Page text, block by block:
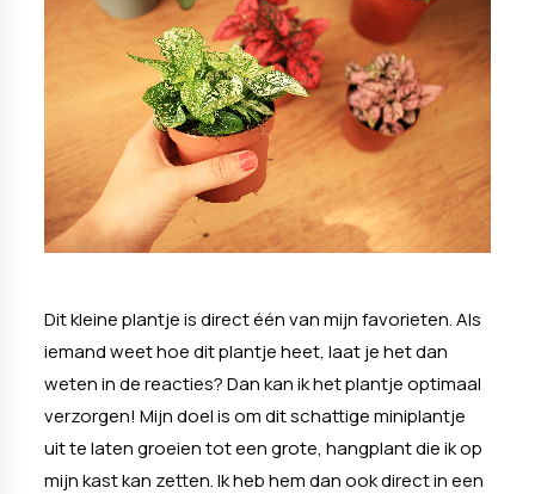
Dit kleine plantje is direct één van mijn favorieten. Als
iemand weet hoe dit plantje heet, laat je het dan
weten in de reacties? Dan kan ik het plantje optimaal
verzorgen! Mijn doel is om dit schattige miniplantje
uit te laten groeien tot een grote, hangplant die ik op
mijn kast kan zetten. Ik heb hem dan ook direct in een